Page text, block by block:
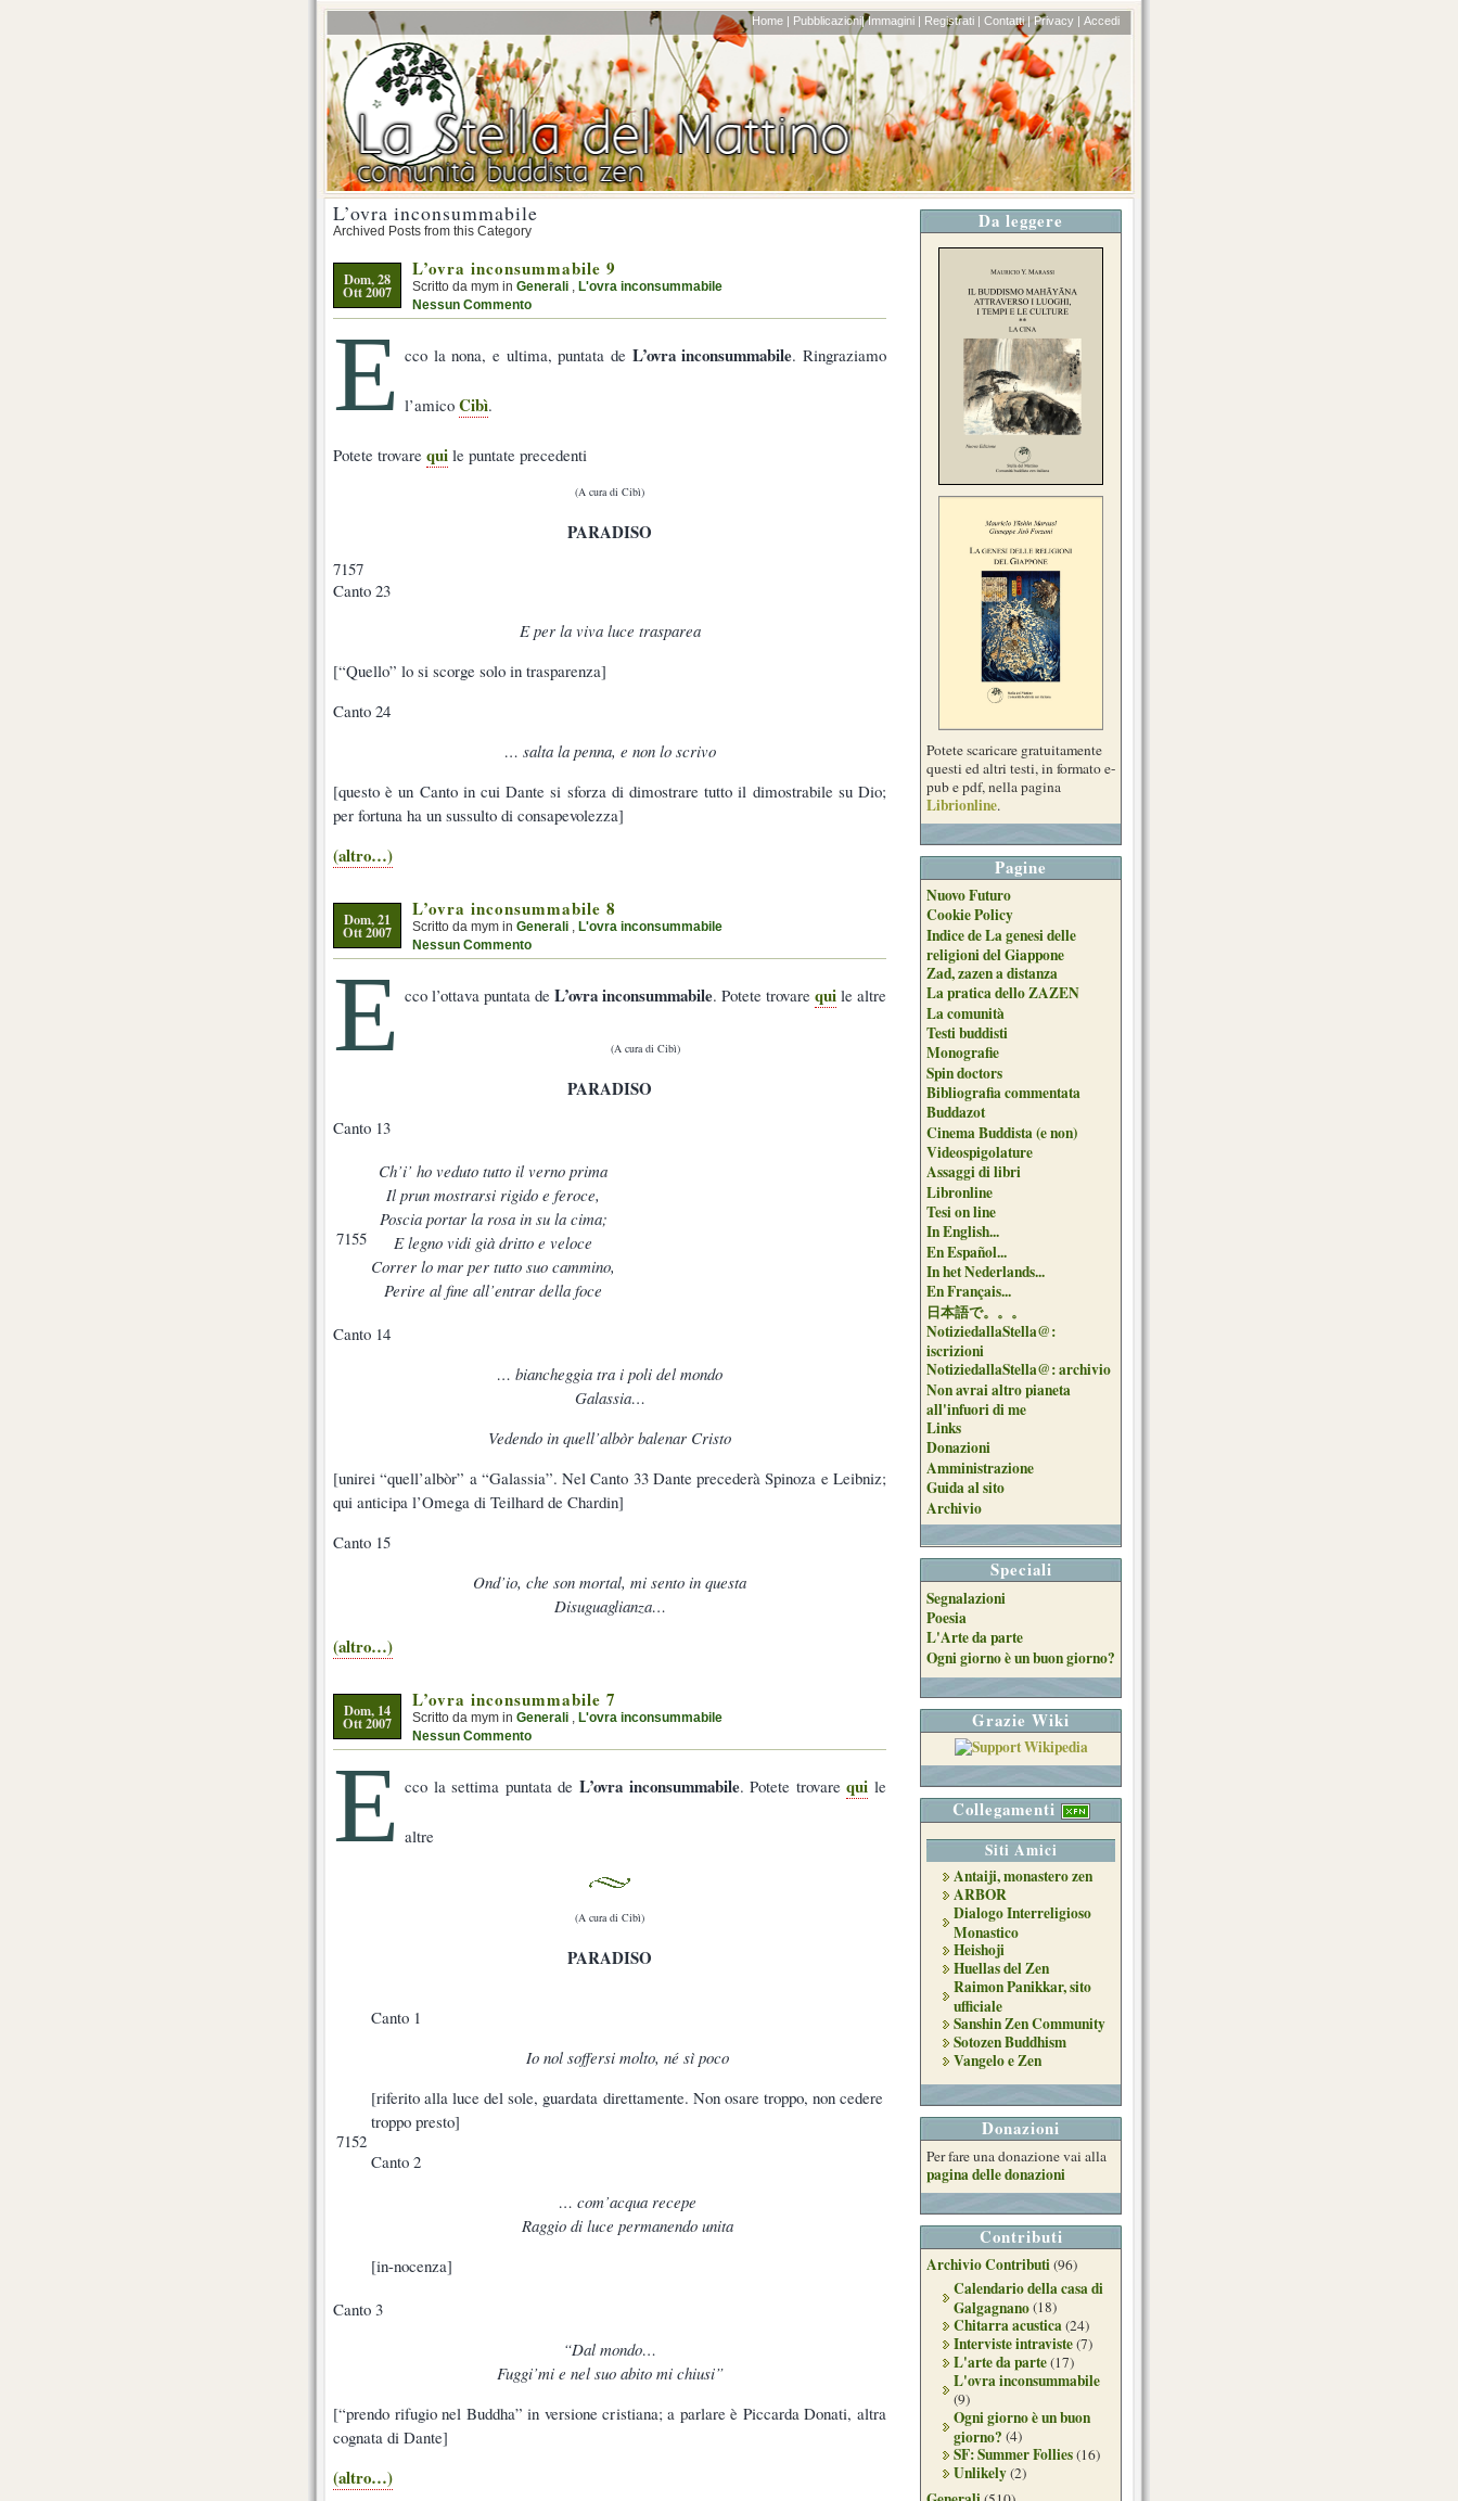
Home | Pubblicazioni| Immagini | Registrati | Contatti | Privacy | Accedi
L’ovra inconsummabile
Archived Posts from this Category
Dom, 28
Ott 2007
L’ovra inconsummabile 9
Scritto da mym in Generali
L'ovra inconsummabile
Nessun Commento
E cco la nona, e ultima, puntata de L’ovra inconsummabile. Ringraziamo
l’amico Cibì.
Potete trovare qui le puntate precedenti
(A cura di Cibì)
PARADISO
7157
Canto 23
E per la viva luce trasparea
[“Quello” lo si scorge solo in trasparenza]
Canto 24
… salta la penna, e non lo scrivo
[questo è un Canto in cui Dante si sforza di dimostrare tutto il dimostrabile su Dio;
per fortuna ha un sussulto di consapevolezza]
(altro…)
Dom, 21
Ott 2007
L’ovra inconsummabile 8
Scritto da mym in Generali
L'ovra inconsummabile
Nessun Commento
E cco l’ottava puntata de L’ovra inconsummabile. Potete trovare qui le altre
(A cura di Cibì)
PARADISO
Canto 13
7155
Ch’i’ ho veduto tutto il verno prima
Il prun mostrarsi rigido e feroce,
Poscia portar la rosa in su la cima;
E legno vidi già dritto e veloce
Correr lo mar per tutto suo cammino,
Perire al fine all’entrar della foce
Canto 14
… biancheggia tra i poli del mondo
Galassia…
Vedendo in quell’albòr balenar Cristo
[unirei “quell’albòr” a “Galassia”. Nel Canto 33 Dante precederà Spinoza e Leibniz;
qui anticipa l’Omega di Teilhard de Chardin]
Canto 15
Ond’io, che son mortal, mi sento in questa
Disuguaglianza…
(altro…)
Dom, 14
Ott 2007
L’ovra inconsummabile 7
Scritto da mym in Generali
L'ovra inconsummabile
Nessun Commento
E cco la settima puntata de L’ovra inconsummabile. Potete trovarequi le
altre
(A cura di Cibì)
PARADISO
7152
Canto 1
Io nol soffersi molto, né sì poco
[riferito alla luce del sole, guardata direttamente. Non osare troppo, non cedere
troppo presto]
Canto 2
… com’acqua recepe
Raggio di luce permanendo unita
[in-nocenza]
Canto 3
“Dal mondo…
Fuggi’mi e nel suo abito mi chiusi”
[“prendo rifugio nel Buddha” in versione cristiana; a parlare è Piccarda Donati, altra
cognata di Dante]
(altro…)
Da leggere
Potete scaricare gratuitamente
questi ed altri testi, in formato e-
pub e pdf, nella pagina
Librionline.
Pagine
Nuovo Futuro
Cookie Policy
Indice de La genesi delle
religioni del Giappone
Zad, zazen a distanza
La pratica dello ZAZEN
La comunità
Testi buddisti
Monografie
Spin doctors
Bibliografia commentata
Buddazot
Cinema Buddista (e non)
Videospigolature
Assaggi di libri
Libronline
Tesi on line
In English...
En Español...
In het Nederlands...
En Français...
日本語で。。。
NotiziedallaStella@:
iscrizioni
NotiziedallaStella@: archivio
Non avrai altro pianeta
all'infuori di me
Links
Donazioni
Amministrazione
Guida al sito
Archivio
Speciali
Segnalazioni
Poesia
L'Arte da parte
Ogni giorno è un buon giorno?
Grazie Wiki
Collegamenti
Siti Amici
Antaiji, monastero zen
ARBOR
Dialogo Interreligioso
Monastico
Heishoji
Huellas del Zen
Raimon Panikkar, sito
ufficiale
Sanshin Zen Community
Sotozen Buddhism
Vangelo e Zen
Donazioni
Per fare una donazione vai alla
pagina delle donazioni
Contributi
Archivio Contributi(96)
Calendario della casa di
Galgagnano(18)
Chitarra acustica(24)
Interviste intraviste(7)
L'arte da parte(17)
L'ovra inconsummabile
(9)
Ogni giorno è un buon
giorno? (4)
SF: Summer Follies(16)
Unlikely(2)